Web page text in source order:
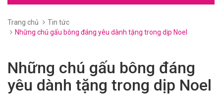
Trang chủ
Tin tức
Những chú gấu bông đáng yêu dành tặng trong dịp Noel
Những chú gấu bông đáng
yêu dành tặng trong dịp Noel